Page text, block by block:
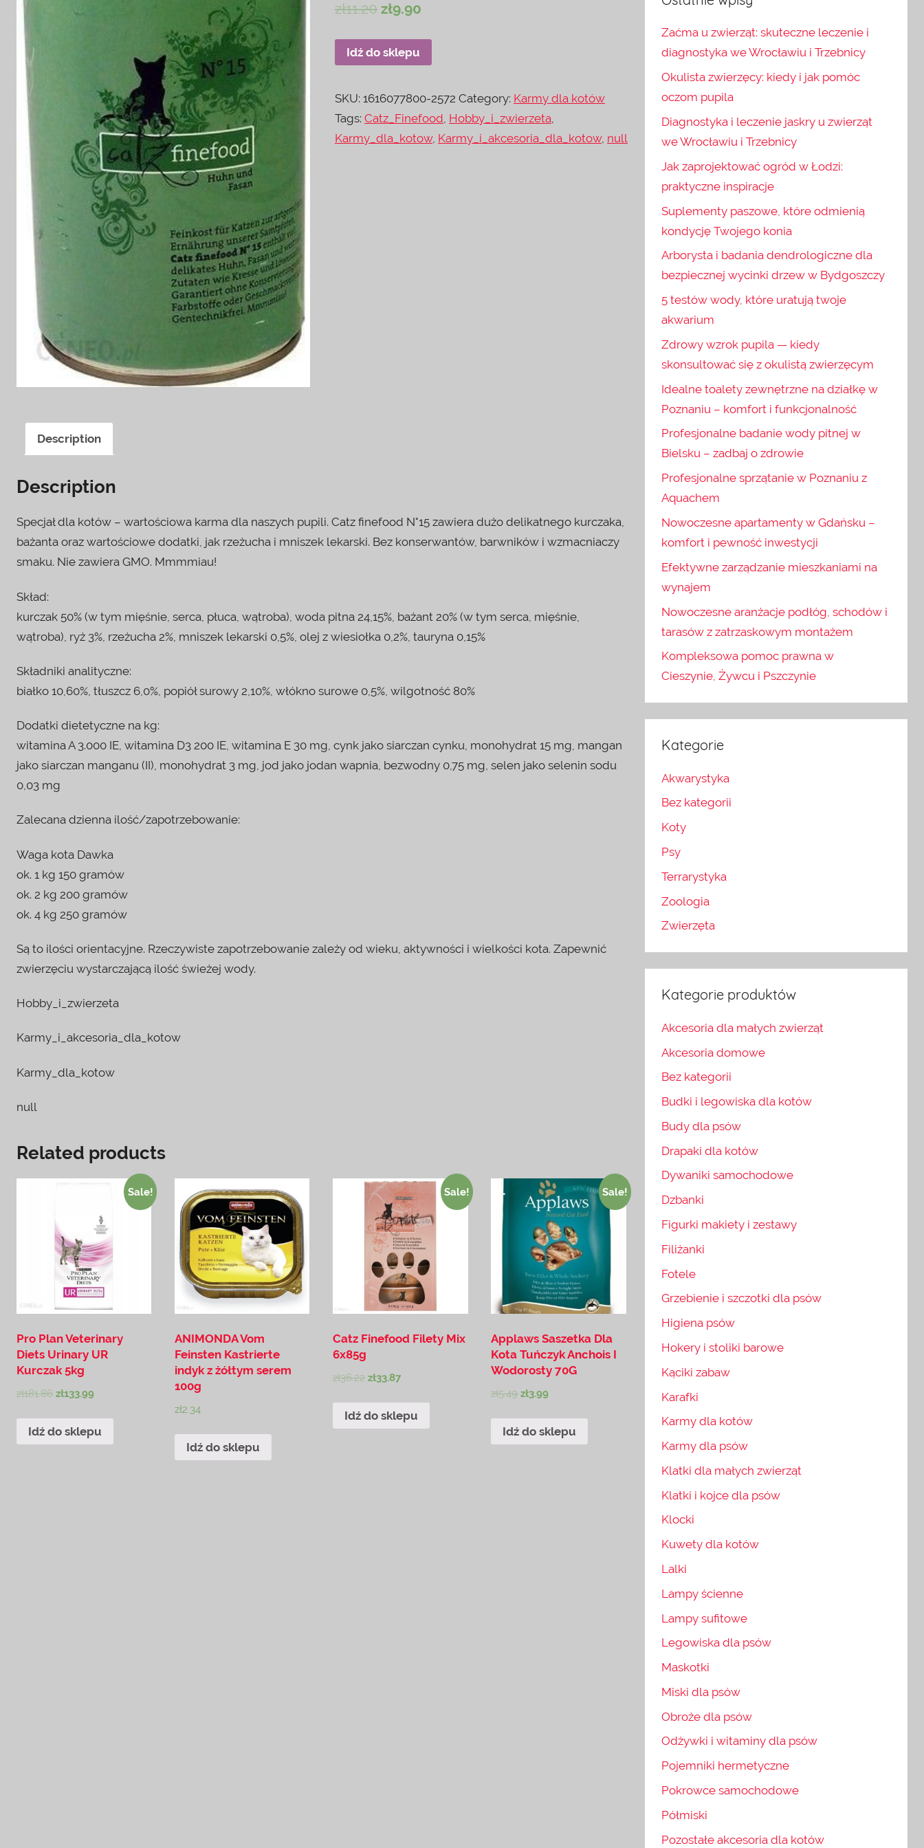
zł11.20 zł9.90
Idź do sklepu
SKU:1616077800-2572 Category: Karmy dla kotów
Tags:Catz_Finefood, Hobby_i_zwierzeta,
Karmy_dla_kotow, Karmy_i_akcesoria_dla_kotow, null
Description
Description
Specjał dla kotów – wartościowa karma dla naszych pupili. Catz finefood N°15 zawiera dużo delikatnego kurczaka,
bażanta oraz wartościowe dodatki, jak rzeżucha i mniszek lekarski. Bez konserwantów, barwników i wzmacniaczy
smaku. Nie zawiera GMO. Mmmmiau!
Skład:
kurczak 50% (w tym mięśnie, serca, płuca, wątroba), woda pitna 24,15%, bażant 20% (w tym serca, mięśnie,
wątroba), ryż 3%, rzeżucha 2%, mniszek lekarski 0,5%, olej z wiesiołka 0,2%, tauryna 0,15%
Składniki analityczne:
białko 10,60%, tłuszcz 6,0%, popiół surowy 2,10%, włókno surowe 0,5%, wilgotność 80%
Dodatki dietetyczne na kg:
witamina A 3.000 IE, witamina D3 200 IE, witamina E 30 mg, cynk jako siarczan cynku, monohydrat 15 mg, mangan
jako siarczan manganu (II), monohydrat 3 mg, jod jako jodan wapnia, bezwodny 0,75 mg, selen jako selenin sodu
0,03 mg
Zalecana dzienna ilość/zapotrzebowanie:
Waga kota Dawka
ok. 1 kg 150 gramów
ok. 2 kg 200 gramów
ok. 4 kg 250 gramów
Są to ilości orientacyjne. Rzeczywiste zapotrzebowanie zależy od wieku, aktywności i wielkości kota. Zapewnić
zwierzęciu wystarczającą ilość świeżej wody.
Hobby_i_zwierzeta
Karmy_i_akcesoria_dla_kotow
Karmy_dla_kotow
null
Related products
Sale!
Pro Plan Veterinary
Diets Urinary UR
Kurczak 5kg
zł181.86 zł133.99
Idź do sklepu
ANIMONDA Vom
Feinsten Kastrierte
indyk z żółtym serem
100g
zł2.34
Idź do sklepu
Sale!
Catz Finefood Filety Mix
6x85g
zł36.22 zł33.87
Idź do sklepu
Sale!
Applaws Saszetka Dla
Kota Tuńczyk Anchois I
Wodorosty 70G
zł5.49 zł3.99
Idź do sklepu
Zaćma u zwierząt: skuteczne leczenie i
diagnostyka we Wrocławiu i Trzebnicy
Okulista zwierzęcy: kiedy i jak pomóc
oczom pupila
Diagnostyka i leczenie jaskry u zwierząt
we Wrocławiu i Trzebnicy
Jak zaprojektować ogród w Łodzi:
praktyczne inspiracje
Suplementy paszowe, które odmienią
kondycję Twojego konia
Arborysta i badania dendrologiczne dla
bezpiecznej wycinki drzew w Bydgoszczy
5 testów wody, które uratują twoje
akwarium
Zdrowy wzrok pupila — kiedy
skonsultować się z okulistą zwierzęcym
Idealne toalety zewnętrzne na działkę w
Poznaniu – komfort i funkcjonalność
Profesjonalne badanie wody pitnej w
Bielsku – zadbaj o zdrowie
Profesjonalne sprzątanie w Poznaniu z
Aquachem
Nowoczesne apartamenty w Gdańsku –
komfort i pewność inwestycji
Efektywne zarządzanie mieszkaniami na
wynajem
Nowoczesne aranżacje podłóg, schodów i
tarasów z zatrzaskowym montażem
Kompleksowa pomoc prawna w
Cieszynie, Żywcu i Pszczynie
Kategorie
Akwarystyka
Bez kategorii
Koty
Psy
Terrarystyka
Zoologia
Zwierzęta
Kategorie produktów
Akcesoria dla małych zwierząt
Akcesoria domowe
Bez kategorii
Budki i legowiska dla kotów
Budy dla psów
Drapaki dla kotów
Dywaniki samochodowe
Dzbanki
Figurki makiety i zestawy
Filiżanki
Fotele
Grzebienie i szczotki dla psów
Higiena psów
Hokery i stoliki barowe
Kąciki zabaw
Karafki
Karmy dla kotów
Karmy dla psów
Klatki dla małych zwierząt
Klatki i kojce dla psów
Klocki
Kuwety dla kotów
Lalki
Lampy ścienne
Lampy sufitowe
Legowiska dla psów
Maskotki
Miski dla psów
Obroże dla psów
Odżywki i witaminy dla psów
Pojemniki hermetyczne
Pokrowce samochodowe
Półmiski
Pozostałe akcesoria dla kotów